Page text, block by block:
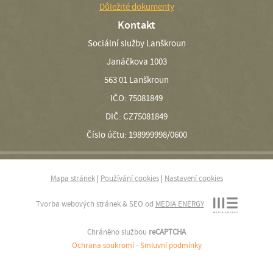
Důležité dokumenty
Kontakt
Sociální služby Lanškroun
Janáčkova 1003
563 01 Lanškroun
IČO: 75081849
DIČ: CZ75081849
Číslo účtu: 198999998/0600
Mapa stránek| Používání cookies| Nastavení cookies
Tvorba webových stránek & SEO od MEDIA ENERGY
Chráněno službou reCAPTCHA
Ochrana soukromí -Smluvní podmínky